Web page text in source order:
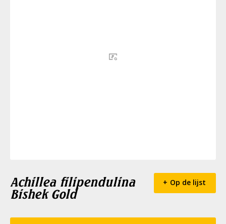
Achillea filipendulina
Bishek Gold
Op de lijst